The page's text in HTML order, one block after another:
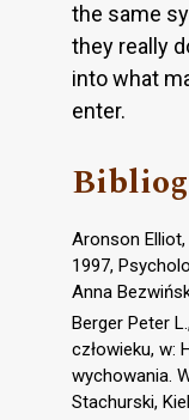
the same
they really
into what
enter.
Aronson Elliot,
1997,
Anna
Berger Peter
człowieku, w:
wychowania.
Stachurski,